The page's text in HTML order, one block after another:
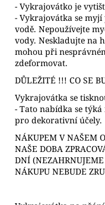
- Vykrajovátko je
- Vykrajovátka se myjí
vodě. Nepoužívejte
vody. Neskladujte na
mohou při
zdeformovat.
DŮLEŽITÉ !!! CO SE
Vykrajovátka se
- Tato nabídka se
pro dekorativní účely.
NÁKUPEM V NAŠEM
NAŠE DOBA
DNÍ
NÁKUPU NEBUDE